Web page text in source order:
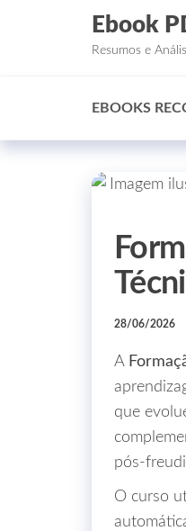
Ebook
Resumos e
EBOOKS
28/06/2026
A
que
O curso